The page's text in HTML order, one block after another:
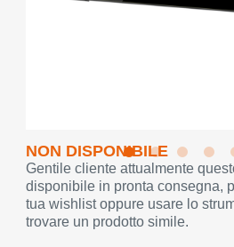
NON DISPONIBILE
Gentile cliente attualmente
disponibile in pronta consegna,
tua wishlist oppure usare lo
trovare un prodotto simile.